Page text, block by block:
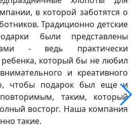
в которой заботятся о
Традиционно детские
были представлены
- ведь практически
который бы не любил
и креативного
чтобы подарок был еще и
таким, который
восторг. Наша компания
такие.